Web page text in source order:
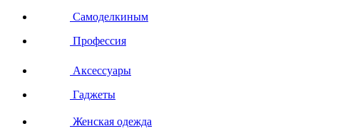
Самоделкиным
Профессия
Аксессуары
Гаджеты
Женская одежда